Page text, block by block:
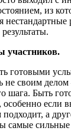
из
нестандартные
участников.
готовыми
не своим
шага. Быть
особенно если
подходит, а
самые сильные